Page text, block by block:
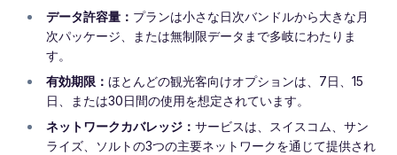
データ許容量： プランは小さな日次バンドルから大きな月
次パッケージ、または無制限データまで多岐にわたりま
す。
有効期限： ほとんどの観光客向けオプションは、7日、15
日、または30日間の使用を想定されています。
ネットワークカバレッジ： サービスは、スイスコム、サン
ライズ、ソルトの3つの主要ネットワークを通じて提供され